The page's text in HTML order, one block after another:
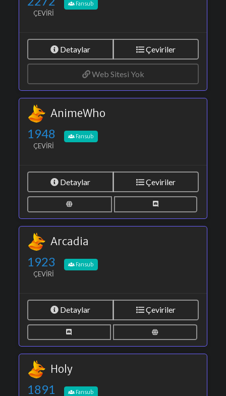
ÇEVIRI
Fansub
Detaylar Çeviriler
Web Sitesi Yok
AnimeWho
1948
ÇEVIRI
Fansub
Detaylar Çeviriler
Arcadia
1923
ÇEVIRI
Fansub
Detaylar Çeviriler
Holy
1891 Fansub